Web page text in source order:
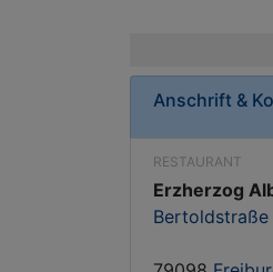
Anschrift &
RESTAURANT
Erzherzog
Bertoldstraße